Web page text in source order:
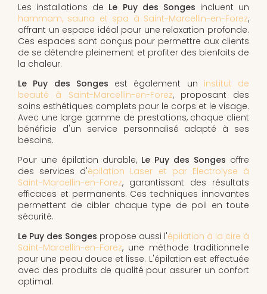
Les installations de Le Puy des Songes incluent un
hammam, sauna et spa à Saint-Marcellin-en-Forez,
offrant un espace idéal pour une relaxation profonde.
Ces espaces sont conçus pour permettre aux clients
de se détendre pleinement et profiter des bienfaits de
la chaleur.
Le Puy des Songes est également un institut de
beauté à Saint-Marcellin-en-Forez, proposant des
soins esthétiques complets pour le corps et le visage.
Avec une large gamme de prestations, chaque client
bénéficie d'un service personnalisé adapté à ses
besoins.
Pour une épilation durable, Le Puy des Songes offre
des services d'épilation Laser et par Electrolyse à
Saint-Marcellin-en-Forez, garantissant des résultats
efficaces et permanents. Ces techniques innovantes
permettent de cibler chaque type de poil en toute
sécurité.
Le Puy des Songes propose aussi l'épilation à la cire à
Saint-Marcellin-en-Forez, une méthode traditionnelle
pour une peau douce et lisse. L'épilation est effectuée
avec des produits de qualité pour assurer un confort
optimal.